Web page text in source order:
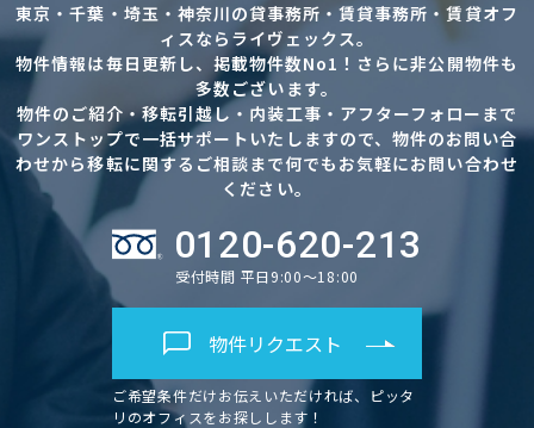
東京・千葉・埼玉・神奈川の貸事務所・賃貸事務所・賃貸オフ
ィスならライヴェックス。
物件情報は毎日更新し、掲載物件数No1！さらに非公開物件も
多数ございます。
物件のご紹介・移転引越し・内装工事・アフターフォローまで
ワンストップで一括サポートいたしますので、物件のお問い合
わせから移転に関するご相談まで何でもお気軽にお問い合わせ
ください。
0120-620-213
受付時間 平日9:00～18:00
物件リクエスト
ご希望条件だけお伝えいただければ、ピッタ
リのオフィスをお探しします！